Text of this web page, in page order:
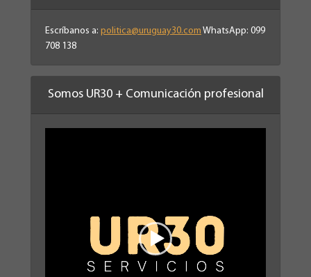
Escríbanos a: politica@uruguay30.com WhatsApp: 099
708 138
Somos UR30 + Comunicación profesional